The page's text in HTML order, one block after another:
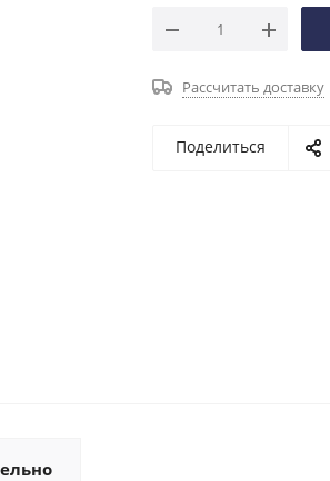
Рассчитать доставку
Поделиться